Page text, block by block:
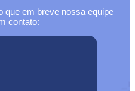
que em breve nossa equipe
contato: